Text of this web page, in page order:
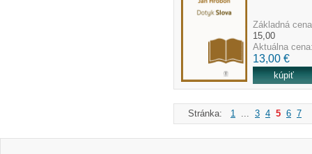
Základná
15,00
Aktuálna
13,00 €
Stránka: 1 ... 3 4 5 6 7